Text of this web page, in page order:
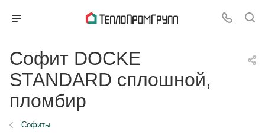
Софит DOCKE
STANDARD сплошной,
пломбир
Софиты